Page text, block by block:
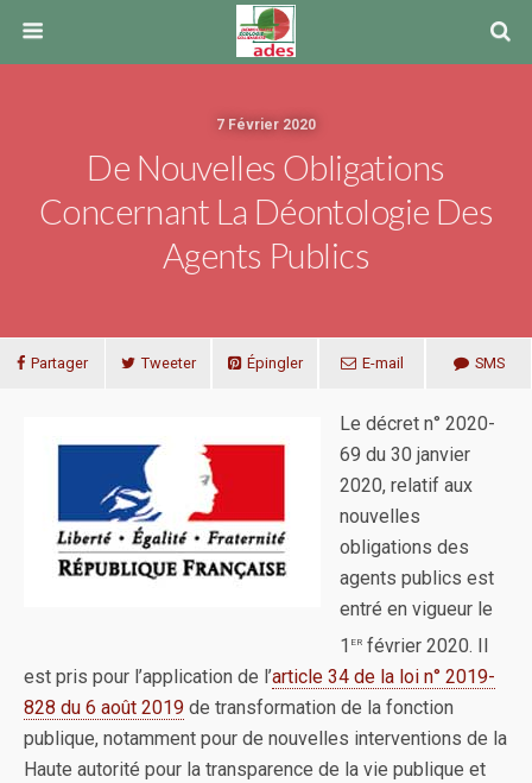
7 Février 2020
De Nouvelles Obligations
Concernant La Déontologie Des
Agents Publics
Partager Tweeter Épingler E-mail SMS
Le décret n° 2020-
69 du 30 janvier
2020, relatif aux
nouvelles
obligations des
agents publics est
entré en vigueur le
1 er février 2020. Il
est pris pour l’application de l’article 34 de la loi n° 2019-
828 du 6 août 2019 de transformation de la fonction
publique, notamment pour de nouvelles interventions de la
Haute autorité pour la transparence de la vie publique et